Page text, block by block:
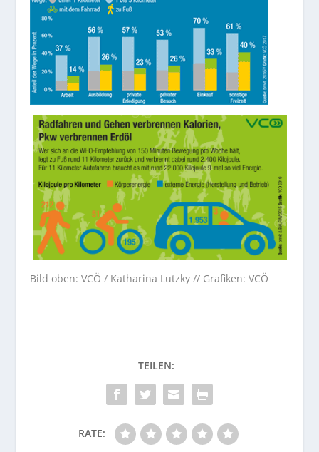
Bild oben: VCÖ / Katharina Lutzky // Grafiken: VCÖ
RATE: